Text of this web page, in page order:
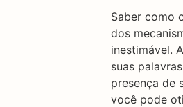
Saber como
dos
inestimável.
suas
presença de
você pode